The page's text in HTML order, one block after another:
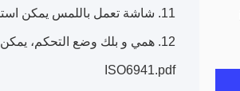
11. شاشة تعمل باللمس يمكن استخدامها بسهولة للمشغلين
12. همي و بلك وضع التحكم، يمكن اختبار مختلف الدول القياسية
ISO6941.pdf